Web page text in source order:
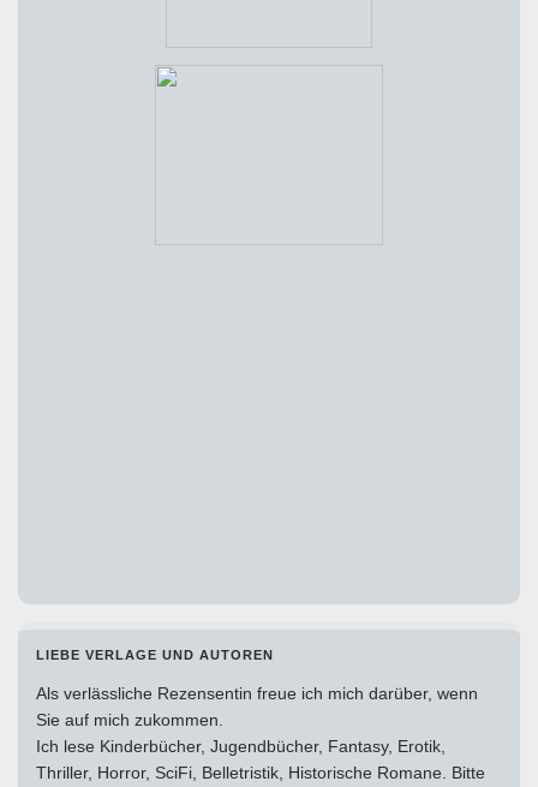
LIEBE VERLAGE UND AUTOREN
Als verlässliche Rezensentin freue ich mich darüber, wenn
Sie auf mich zukommen.
Ich lese Kinderbücher, Jugendbücher, Fantasy, Erotik,
Thriller, Horror, SciFi, Belletristik, Historische Romane. Bitte